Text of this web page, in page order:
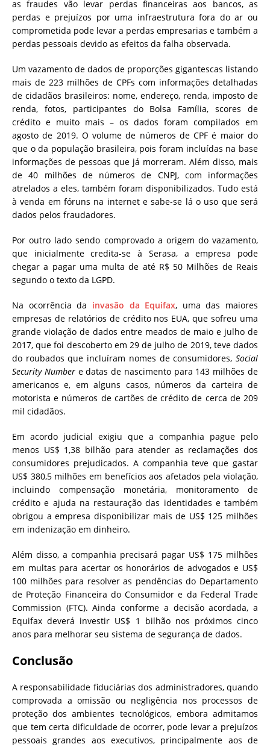
as fraudes vão levar perdas financeiras aos bancos, as
perdas e prejuízos por uma infraestrutura fora do ar ou
comprometida pode levar a perdas empresarias e também a
perdas pessoais devido as efeitos da falha observada.
Um vazamento de dados de proporções gigantescas listando
mais de 223 milhões de CPFs com informações detalhadas
de cidadãos brasileiros: nome, endereço, renda, imposto de
renda, fotos, participantes do Bolsa Família, scores de
crédito e muito mais – os dados foram compilados em
agosto de 2019. O volume de números de CPF é maior do
que o da população brasileira, pois foram incluídas na base
informações de pessoas que já morreram. Além disso, mais
de 40 milhões de números de CNPJ, com informações
atrelados a eles, também foram disponibilizados. Tudo está
à venda em fóruns na internet e sabe-se lá o uso que será
dados pelos fraudadores.
Por outro lado sendo comprovado a origem do vazamento,
que inicialmente credita-se à Serasa, a empresa pode
chegar a pagar uma multa de até R$ 50 Milhões de Reais
segundo o texto da LGPD.
Na ocorrência da invasão da Equifax, uma das maiores
empresas de relatórios de crédito nos EUA, que sofreu uma
grande violação de dados entre meados de maio e julho de
2017, que foi descoberto em 29 de julho de 2019, teve dados
do roubados que incluíram nomes de consumidores, Social
Security Number e datas de nascimento para 143 milhões de
americanos e, em alguns casos, números da carteira de
motorista e números de cartões de crédito de cerca de 209
mil cidadãos.
Em acordo judicial exigiu que a companhia pague pelo
menos US$ 1,38 bilhão para atender as reclamações dos
consumidores prejudicados. A companhia teve que gastar
US$ 380,5 milhões em benefícios aos afetados pela violação,
incluindo compensação monetária, monitoramento de
crédito e ajuda na restauração das identidades e também
obrigou a empresa disponibilizar mais de US$ 125 milhões
em indenização em dinheiro.
Além disso, a companhia precisará pagar US$ 175 milhões
em multas para acertar os honorários de advogados e US$
100 milhões para resolver as pendências do Departamento
de Proteção Financeira do Consumidor e da Federal Trade
Commission (FTC). Ainda conforme a decisão acordada, a
Equifax deverá investir US$ 1 bilhão nos próximos cinco
anos para melhorar seu sistema de segurança de dados.
Conclusão
A responsabilidade fiduciárias dos administradores, quando
comprovada a omissão ou negligência nos processos de
proteção dos ambientes tecnológicos, embora admitamos
que tem certa dificuldade de ocorrer, pode levar a prejuízos
pessoais grandes aos executivos, principalmente aos de